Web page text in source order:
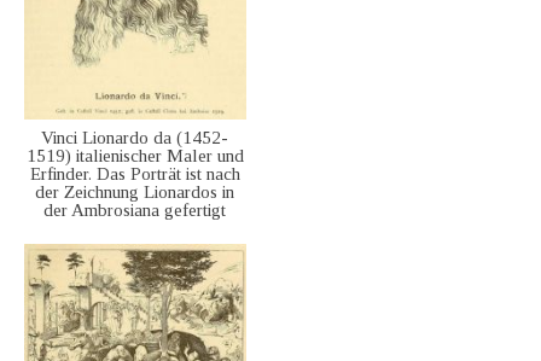
Vinci Lionardo da (1452-
1519) italienischer Maler und
Erfinder. Das Porträt ist nach
der Zeichnung Lionardos in
der Ambrosiana gefertigt